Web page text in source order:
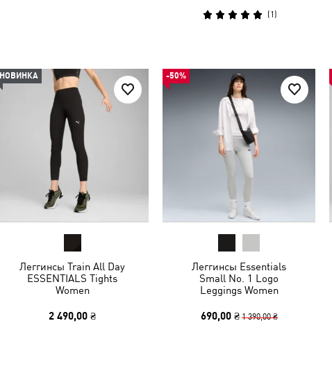
(1 )
НОВИНКА
Леггинсы Train All Day
ESSENTIALS Tights
Women
2 490,00 ₴
-50%
Леггинсы Essentials
Small No. 1 Logo
Leggings Women
690,00 ₴ 1 390,00 ₴